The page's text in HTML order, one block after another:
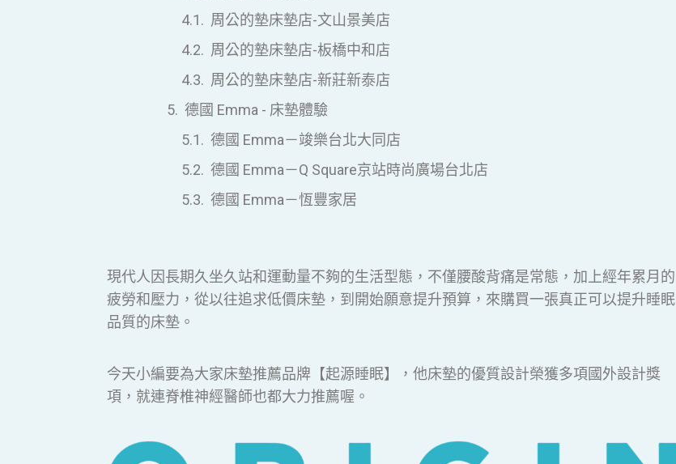
周公的墊床墊店-文山景美店
周公的墊床墊店-板橋中和店
周公的墊床墊店-新莊新泰店
德國 Emma - 床墊體驗
德國 Emma－竣樂台北大同店
德國 Emma－Q Square京站時尚廣場台北店
德國 Emma－恆豐家居
現代人因長期久坐久站和運動量不夠的生活型態，不僅腰酸背痛是常態，加上經年累月的
疲勞和壓力，從以往追求低價床墊，到開始願意提升預算，來購買一張真正可以提升睡眠
品質的床墊。
今天小編要為大家床墊推薦品牌【起源睡眠】，他床墊的優質設計榮獲多項國外設計獎
項，就連脊椎神經醫師也都大力推薦喔。